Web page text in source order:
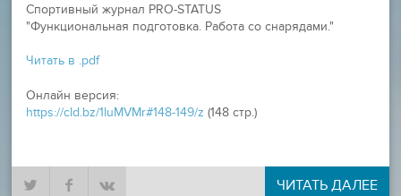
Спортивный журнал PRO-STATUS
"Функциональная подготовка. Работа со снарядами."
Читать в .pdf
Онлайн версия:
https://cld.bz/1luMVMr#148-149/z (148 стр.)
ЧИТАТЬ ДАЛЕЕ